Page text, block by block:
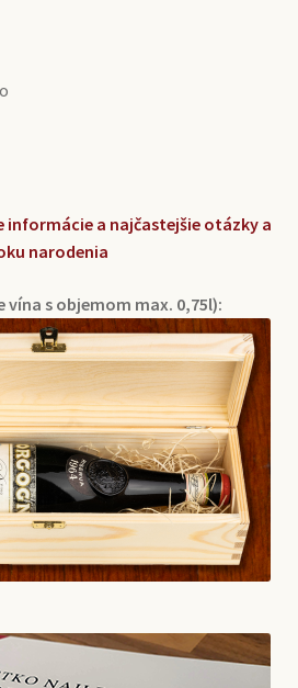
informácie a najčastejšie otázky a
narodenia
vína s objemom max. 0,75l):